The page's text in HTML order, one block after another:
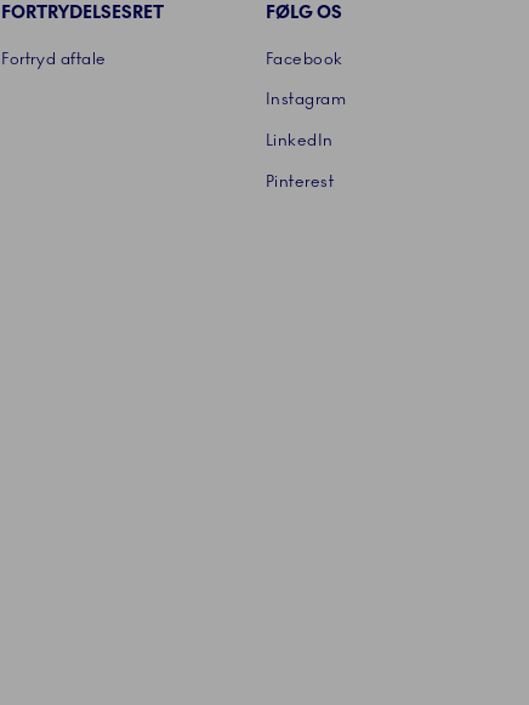
FORTRYDELSESRET
Fortryd aftale
FØLG OS
Facebook
Instagram
LinkedIn
Pinterest